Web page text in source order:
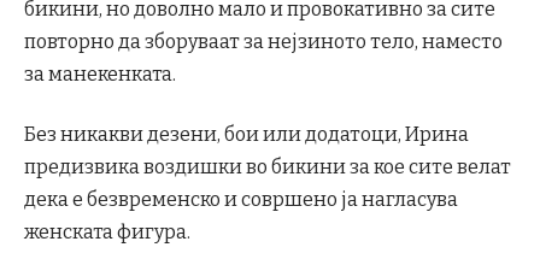
бикини, но доволно мало и провокативно за сите
повторно да зборуваат за нејзиното тело, наместо
за манекенката.
Без никакви дезени, бои или додатоци, Ирина
предизвика воздишки во бикини за кое сите велат
дека е безвременско и совршено ја нагласува
женската фигура.